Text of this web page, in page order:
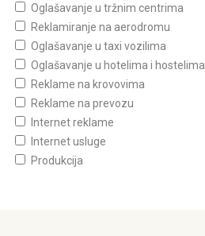
Oglašavanje u tržnim centrima
Reklamiranje na aerodromu
Oglašavanje u taxi vozilima
Oglašavanje u hotelima i hostelima
Reklame na krovovima
Reklame na prevozu
Internet reklame
Internet usluge
Produkcija